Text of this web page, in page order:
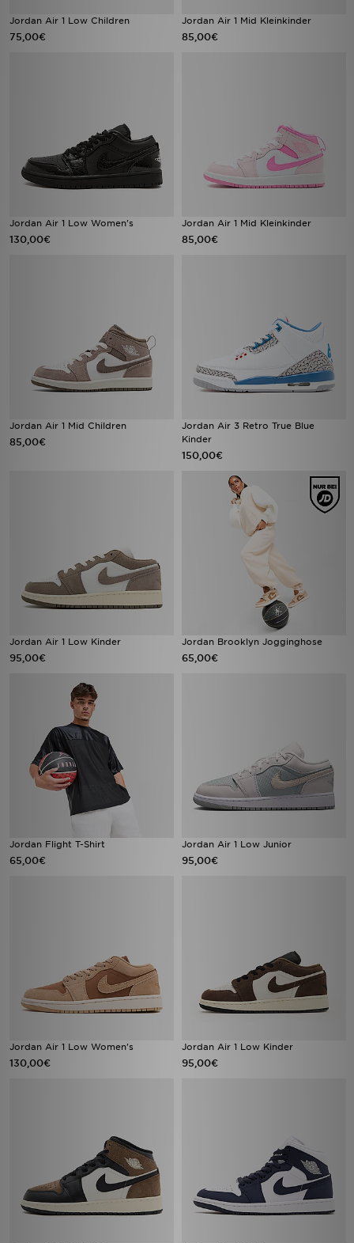
Jordan Air 1 Low Children
75,00€
Jordan Air 1 Mid Kleinkinder
85,00€
Jordan Air 1 Low Women's
130,00€
Jordan Air 1 Mid Kleinkinder
85,00€
Jordan Air 1 Mid Children
85,00€
Jordan Air 3 Retro True Blue
Kinder
150,00€
Jordan Air 1 Low Kinder
95,00€
Jordan Brooklyn Jogginghose
65,00€
Jordan Flight T-Shirt
65,00€
Jordan Air 1 Low Junior
95,00€
Jordan Air 1 Low Women's
130,00€
Jordan Air 1 Low Kinder
95,00€